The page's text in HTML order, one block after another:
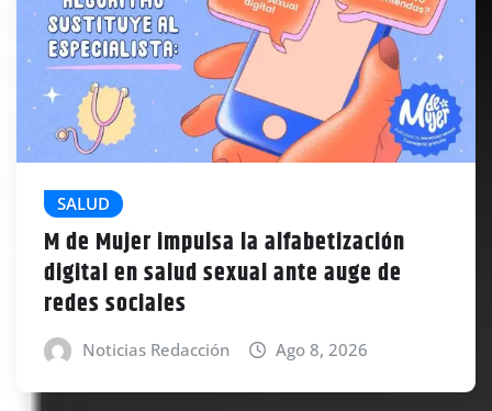
SALUD
M de Mujer impulsa la alfabetización
digital en salud sexual ante auge de
redes sociales
Noticias Redacción Ago 8, 2026